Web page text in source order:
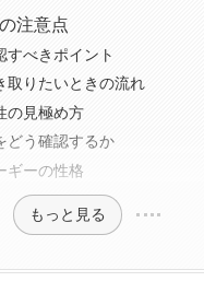
注意点
すべきポイント
取りたいときの流れ
の見極め方
どう確認するか
ギーの性格
もっと見る